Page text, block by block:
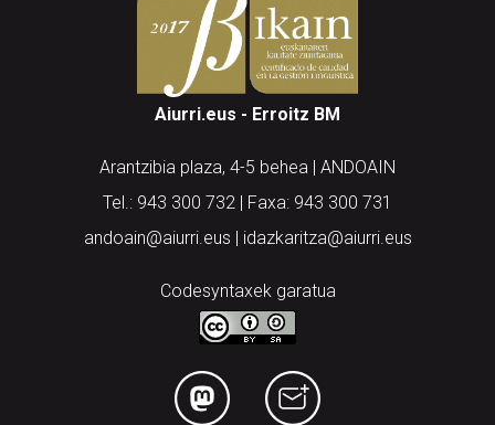
Aiurri.eus - Erroitz BM
Arantzibia plaza, 4-5 behea | ANDOAIN
Tel.: 943 300 732 | Faxa: 943 300 731
andoain@aiurri.eus | idazkaritza@aiurri.eus
Codesyntaxek garatua